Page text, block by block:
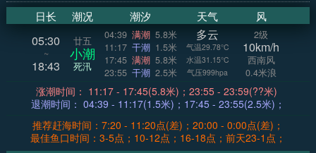
日长 潮况 潮汐 天气 风
05:30
~
18:43
廿五
小潮
死汛
04:39 满潮 5.8米
11:17 干潮 1.5米
17:45 满潮 5.8米
23:55 干潮 2.5米
多云
气温29.78°C
水温31.15°C
气压999hpa
2级
10km/h
西南风
0.4米浪
涨潮时间： 11:17 - 17:45(5.8米)；23:55 - 23:59(??米)
退潮时间： 04:39 - 11:17(1.5米)；17:45 - 23:55(2.5米)；
推荐赶海时间：7:20 - 11:20点(差)；20:00 - 0:00点(差)；
最佳鱼口时间：3-5点；10-12点；16-18点；前天23-1点；